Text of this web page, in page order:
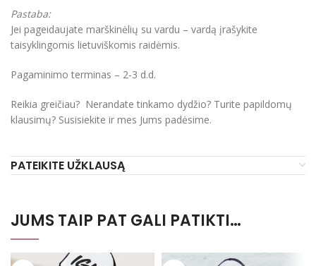
Pastaba:
Jei pageidaujate marškinėlių su vardu – vardą įrašykite
taisyklingomis lietuviškomis raidėmis.
Pagaminimo terminas – 2-3 d.d.
Reikia greičiau? Nerandate tinkamo dydžio? Turite papildomų
klausimų? Susisiekite ir mes Jums padėsime.
PATEIKITE UŽKLAUSĄ
JUMS TAIP PAT GALI PATIKTI…